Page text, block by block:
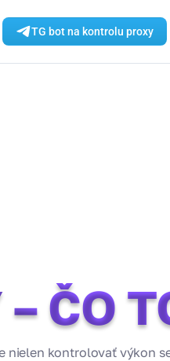
TG bot na kontrolu proxy
ČO
nielen kontrolovať výkon